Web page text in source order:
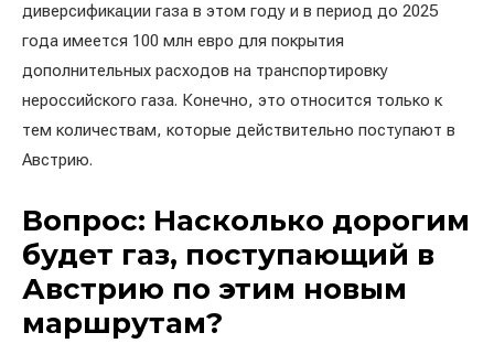
диверсификации газа в этом году и в период до 2025
года имеется 100 млн евро для покрытия
дополнительных расходов на транспортировку
нероссийского газа. Конечно, это относится только к
тем количествам, которые действительно поступают в
Австрию.
Вопрос: Насколько дорогим
будет газ, поступающий в
Австрию по этим новым
маршрутам?